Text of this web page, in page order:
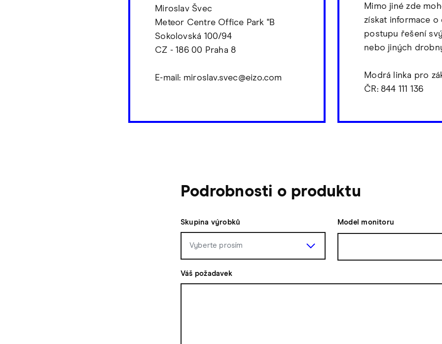
Miroslav Švec
Meteor Centre Office Park "B
Sokolovská 100/94
CZ - 186 00 Praha 8
E-mail: miroslav.svec@eizo.com
Mimo jiné zde
získat informace o
postupu řešení
nebo jiných
Modrá linka pro
ČR: 844 111 136
Podrobnosti o produktu
Skupina výrobků Model monitoru
Váš požadavek